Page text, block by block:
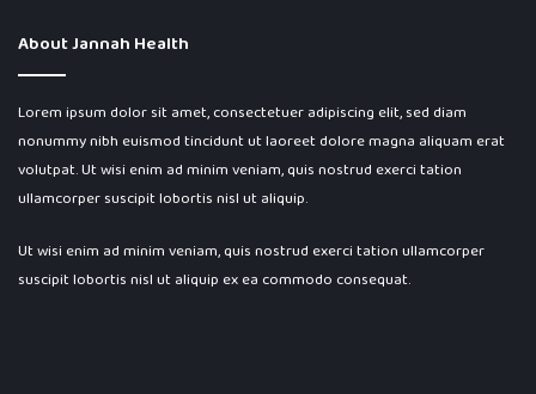
About Jannah Health
Lorem ipsum dolor sit amet, consectetuer adipiscing elit, sed diam
nonummy nibh euismod tincidunt ut laoreet dolore magna aliquam erat
volutpat. Ut wisi enim ad minim veniam, quis nostrud exerci tation
ullamcorper suscipit lobortis nisl ut aliquip.
Ut wisi enim ad minim veniam, quis nostrud exerci tation ullamcorper
suscipit lobortis nisl ut aliquip ex ea commodo consequat.